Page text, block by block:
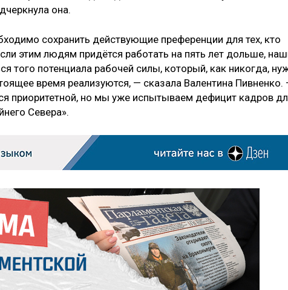
она.
сохранить действующие преференции для тех, кто
этим людям придётся работать на пять лет дольше,
того потенциала рабочей силы, который, как никогда,
время реализуются, — сказала Валентина Пивненко.
приоритетной, но мы уже испытываем дефицит кадров
Севера».